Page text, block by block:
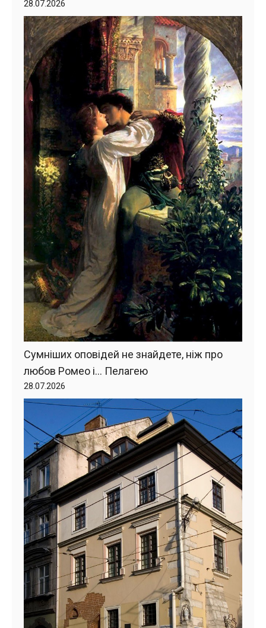
28.07.2026
Сумніших оповідей не знайдете, ніж про
любов Ромео і… Пелагею
28.07.2026